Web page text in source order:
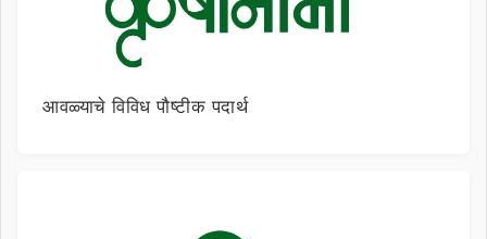
आवळ्याचे विविध पौष्टीक पदार्थ